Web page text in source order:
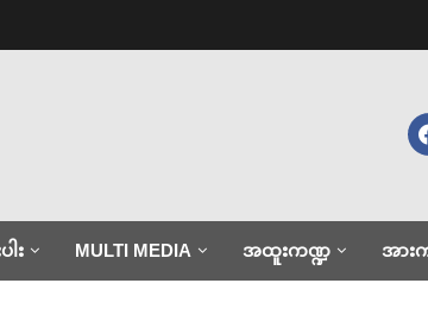
ါး MULTI MEDIA အထူးကဏ္ဍ အား